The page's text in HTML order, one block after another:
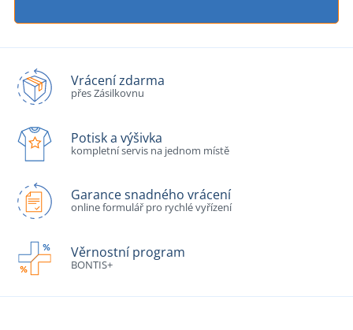
Vrácení zdarma
přes Zásilkovnu
Potisk a výšivka
kompletní servis na jednom místě
Garance snadného vrácení
online formulář pro rychlé vyřízení
Věrnostní program
BONTIS+